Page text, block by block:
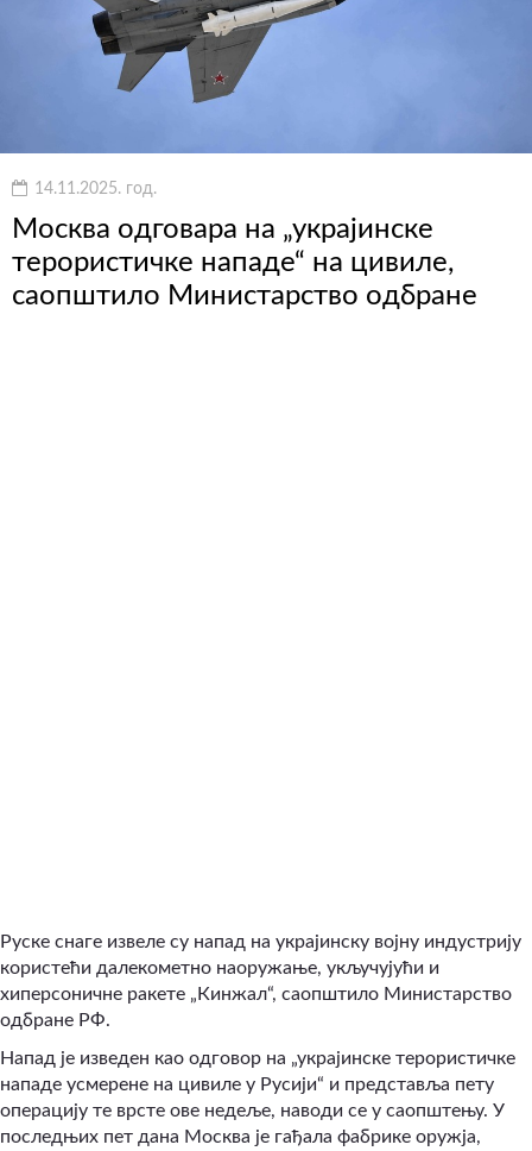
14.11.2025. год.
Москва одговара на „украјинске
терористичке нападе“ на цивиле,
саопштило Министарство одбране
Руске снаге извеле су напад на украјинску војну индустрију
користећи далекометно наоружање, укључујући и
хиперсоничне ракете „Кинжал“, саопштило Министарство
одбране РФ.
Напад је изведен као одговор на „украјинске терористичке
нападе усмерене на цивиле у Русији“ и представља пету
операцију те врсте ове недеље, наводи се у саопштењу. У
последњих пет дана Москва је гађала фабрике оружја,